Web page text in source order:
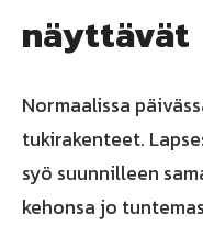
näyttävät
Normaalissa
tukirakenteet.
syö suunnilleen
kehonsa jo